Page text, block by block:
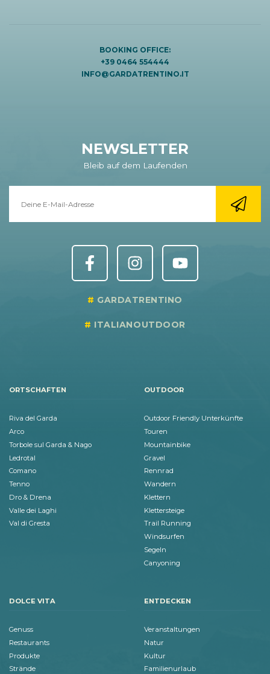
BOOKING OFFICE:
+39 0464 554444
INFO@GARDATRENTINO.IT
NEWSLETTER
Bleib auf dem Laufenden
GARDATRENTINO
ITALIANOUTDOOR
ORTSCHAFTEN
Riva del Garda
Arco
Torbole sul Garda & Nago
Ledrotal
Comano
Tenno
Dro & Drena
Valle dei Laghi
Val di Gresta
OUTDOOR
Outdoor Friendly Unterkünfte
Touren
Mountainbike
Gravel
Rennrad
Wandern
Klettern
Klettersteige
Trail Running
Windsurfen
Segeln
Canyoning
DOLCE VITA
Genuss
Restaurants
Produkte
Strände
ENTDECKEN
Veranstaltungen
Natur
Kultur
Familienurlaub